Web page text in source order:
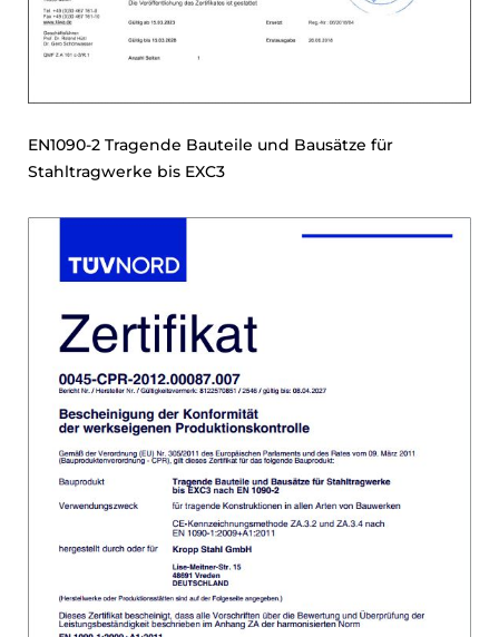
EN1090-2 Tragende Bauteile und Bausätze für
Stahltragwerke bis EXC3